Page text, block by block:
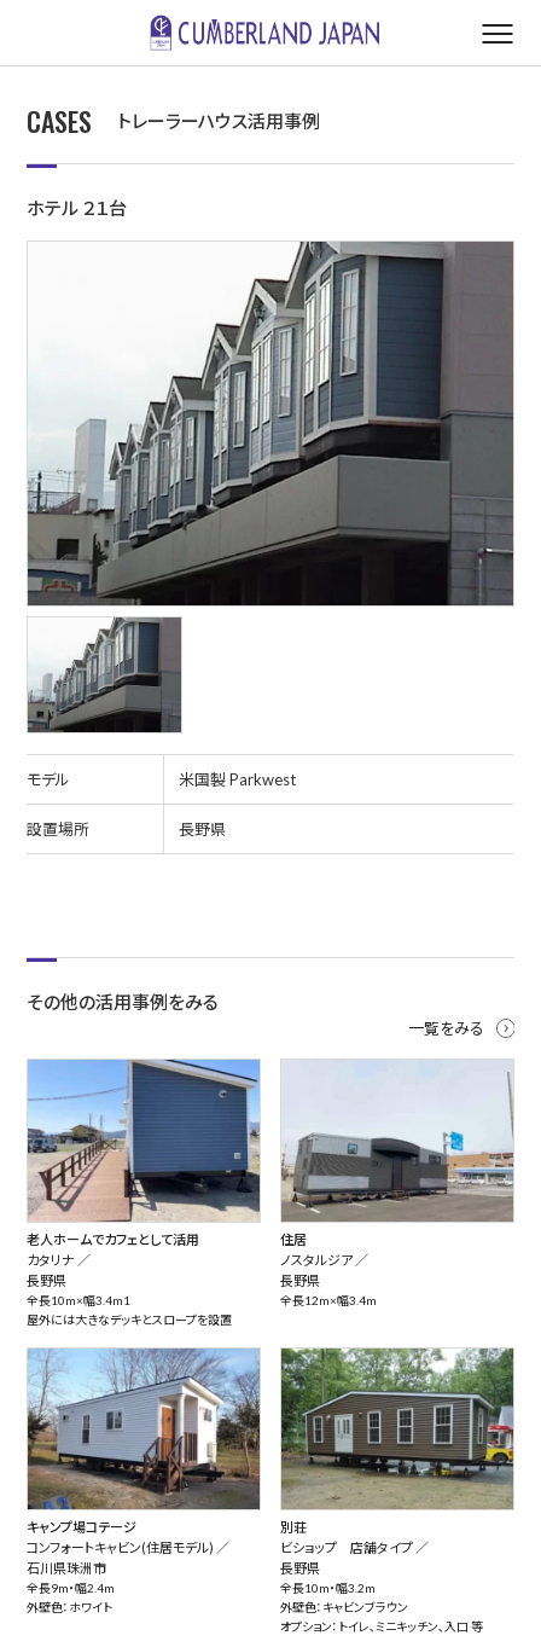
CASES トレーラーハウス活用事例
ホテル ２１台
モデル 米国製 Parkwest
設置場所 長野県
その他の活用事例をみる
一覧をみる
老人ホームでカフェとして活用
カタリナ ／
長野県
全長10m×幅3.4m1
屋外には大きなデッキとスロープを設置
住居
ノスタルジア ／
長野県
全長12m×幅3.4m
キャンプ場コテージ
コンフォートキャビン(住居モデル) ／
石川県珠洲市
全長9m・幅2.4m
外壁色：ホワイト
別荘
ビショップ 店舗タイプ ／
長野県
全長10m・幅3.2m
外壁色：キャビンブラウン
オプション：トイレ､ミニキッチン､入口 等